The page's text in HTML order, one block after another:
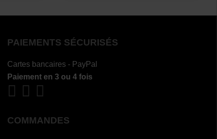
PAIEMENTS SÉCURISÉS
Cartes bancaires - PayPal
Paiement en 3 ou 4 fois
COMMANDES